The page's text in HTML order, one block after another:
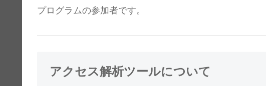
プログラムの参加者です。
アクセス解析ツールについて